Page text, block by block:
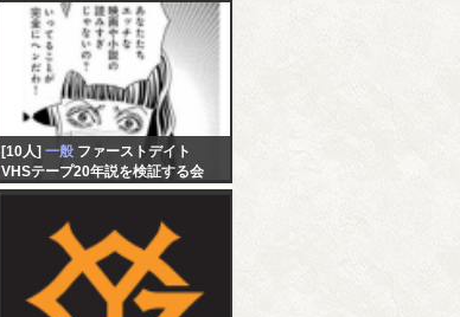
[10人] 一般 ファーストデイト
VHSテープ20年説を検証する会